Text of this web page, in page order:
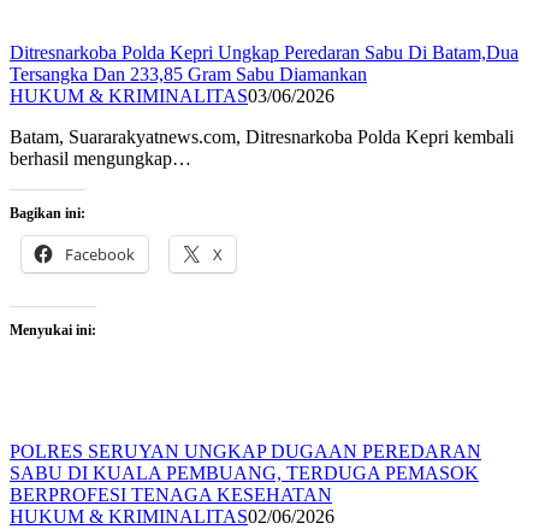
Ditresnarkoba Polda Kepri Ungkap Peredaran Sabu Di Batam,Dua
Tersangka Dan 233,85 Gram Sabu Diamankan
HUKUM & KRIMINALITAS03/06/2026
Batam, Suararakyatnews.com, Ditresnarkoba Polda Kepri kembali
berhasil mengungkap…
Bagikan ini:
Facebook X
Menyukai ini:
POLRES SERUYAN UNGKAP DUGAAN PEREDARAN
SABU DI KUALA PEMBUANG, TERDUGA PEMASOK
BERPROFESI TENAGA KESEHATAN
HUKUM & KRIMINALITAS02/06/2026